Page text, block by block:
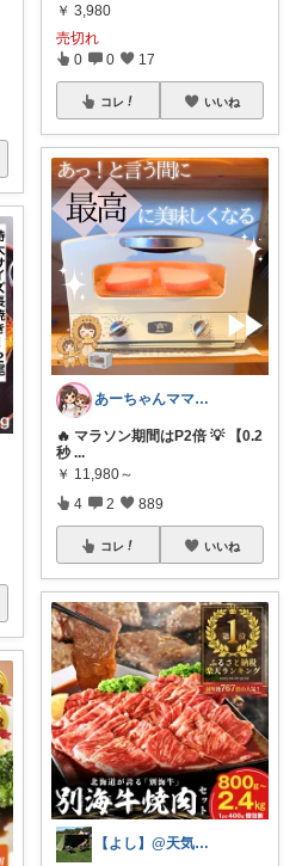
￥ 3,980
売切れ
0 0 17
コレ いいね
あーちゃんママ🐣朝コレ5時✨2y娘
🔥 マラソン期間はP2倍 💡 【0.2
秒 ...
￥ 11,980～
4 2 889
コレ いいね
【よし】@天気のいい日はアウトドアだべさ